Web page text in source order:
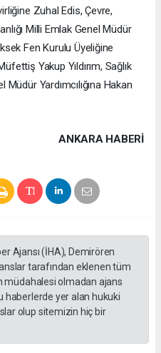
Zuhal Edis, Çevre,
Milli Emlak Genel Müdür
Fen Kurulu Üyeliğine
Yakup Yıldırım, Sağlık
Yardımcılığına Hakan
ANKARA HABERİ
Ajansı (İHA), Demirören
tarafından eklenen tüm
müdahalesi olmadan ajans
haberlerde yer alan hukuki
olup sitemizin hiç bir